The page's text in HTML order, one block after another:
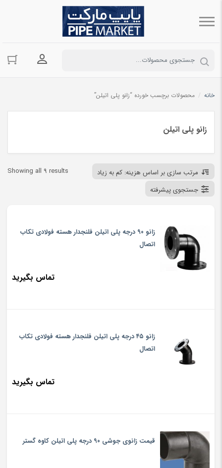
ورود به
خانه / محصولات برچسب خورده “زانو پلی اتیلن”
زانو پلی اتیلن
Showing all 9 results
مرتب سازی بر اساس هزینه: کم به زیاد
جستجوی پیشرفته
زانو ۹۰ درجه پلی اتیلن فلنجدار هسته فولادی تکاب
اتصال
تماس بگیرید
زانو ۴۵ درجه پلی اتیلن فلنجدار هسته فولادی تکاب
اتصال
تماس بگیرید
قیمت زانوی جوشی ۹۰ درجه پلی اتیلن کاوه گستر